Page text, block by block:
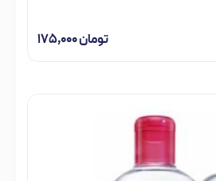
تومان